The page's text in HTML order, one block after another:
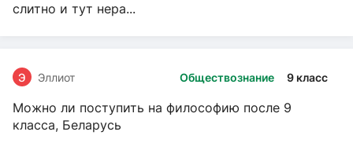
слитно и тут нера...
Обществознание 9 класс
Э Эллиот
Можно ли поступить на философию после 9
класса, Беларусь